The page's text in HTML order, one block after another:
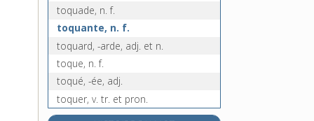
toquade, n. f.
toquante, n. f.
toquard, -arde, adj. et n.
toque, n. f.
toqué, -ée, adj.
toquer, v. tr. et pron.
toquet, n. m.